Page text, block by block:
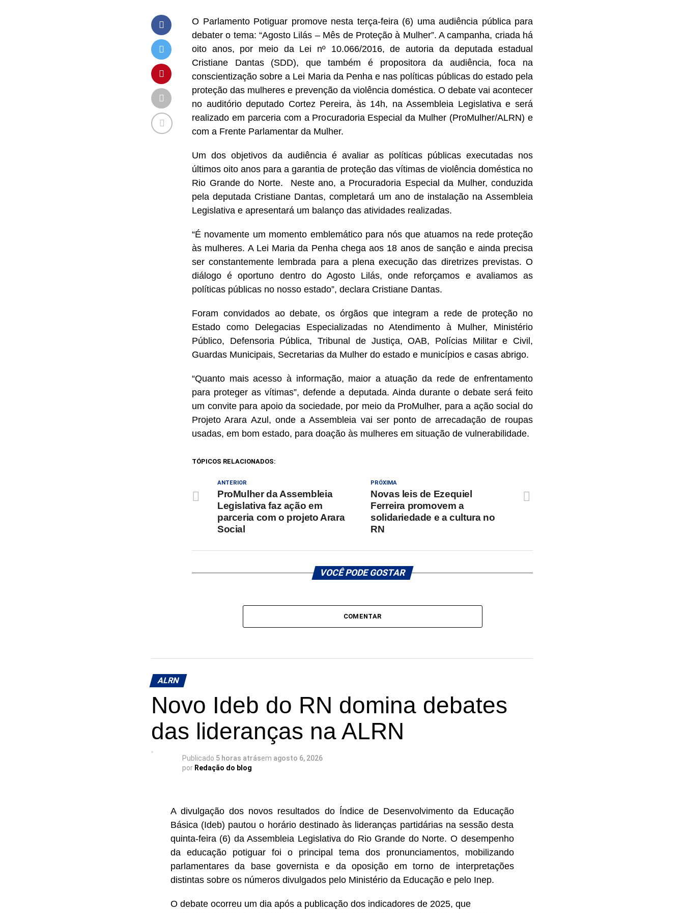
O Parlamento Potiguar promove nesta terça-feira (6) uma audiência pública para
debater o tema: “Agosto Lilás – Mês de Proteção à Mulher”. A campanha, criada há
oito anos, por meio da Lei nº 10.066/2016, de autoria da deputada estadual
Cristiane Dantas (SDD), que também é propositora da audiência, foca na
conscientização sobre a Lei Maria da Penha e nas políticas públicas do estado pela
proteção das mulheres e prevenção da violência doméstica. O debate vai acontecer
no auditório deputado Cortez Pereira, às 14h, na Assembleia Legislativa e será
realizado em parceria com a Procuradoria Especial da Mulher (ProMulher/ALRN) e
com a Frente Parlamentar da Mulher.
Um dos objetivos da audiência é avaliar as políticas públicas executadas nos
últimos oito anos para a garantia de proteção das vítimas de violência doméstica no
Rio Grande do Norte. Neste ano, a Procuradoria Especial da Mulher, conduzida
pela deputada Cristiane Dantas, completará um ano de instalação na Assembleia
Legislativa e apresentará um balanço das atividades realizadas.
“É novamente um momento emblemático para nós que atuamos na rede proteção
às mulheres. A Lei Maria da Penha chega aos 18 anos de sanção e ainda precisa
ser constantemente lembrada para a plena execução das diretrizes previstas. O
diálogo é oportuno dentro do Agosto Lilás, onde reforçamos e avaliamos as
políticas públicas no nosso estado”, declara Cristiane Dantas.
Foram convidados ao debate, os órgãos que integram a rede de proteção no
Estado como Delegacias Especializadas no Atendimento à Mulher, Ministério
Público, Defensoria Pública, Tribunal de Justiça, OAB, Polícias Militar e Civil,
Guardas Municipais, Secretarias da Mulher do estado e municípios e casas abrigo.
“Quanto mais acesso à informação, maior a atuação da rede de enfrentamento
para proteger as vítimas”, defende a deputada. Ainda durante o debate será feito
um convite para apoio da sociedade, por meio da ProMulher, para a ação social do
Projeto Arara Azul, onde a Assembleia vai ser ponto de arrecadação de roupas
usadas, em bom estado, para doação às mulheres em situação de vulnerabilidade.
TÓPICOS RELACIONADOS:
PRÓXIMA
Novas leis de Ezequiel
Ferreira promovem a
solidariedade e a cultura no
RN
ANTERIOR
ProMulher da Assembleia
Legislativa faz ação em
parceria com o projeto Arara
Social
VOCÊ PODE GOSTAR
COMENTAR
ALRN
Novo Ideb do RN domina debates
das lideranças na ALRN
Publicado 5 horas atrásem agosto 6, 2026
por Redação do blog
A divulgação dos novos resultados do Índice de Desenvolvimento da Educação
Básica (Ideb) pautou o horário destinado às lideranças partidárias na sessão desta
quinta-feira (6) da Assembleia Legislativa do Rio Grande do Norte. O desempenho
da educação potiguar foi o principal tema dos pronunciamentos, mobilizando
parlamentares da base governista e da oposição em torno de interpretações
distintas sobre os números divulgados pelo Ministério da Educação e pelo Inep.
O debate ocorreu um dia após a publicação dos indicadores de 2025, que